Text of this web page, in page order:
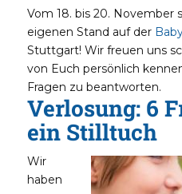
Vom 18. bis 20. November
eigenen Stand auf der
Stuttgart! Wir freuen uns
von Euch persönlich
Fragen zu beantworten.
Verlosung: 6
ein Stilltuch
Wir
haben